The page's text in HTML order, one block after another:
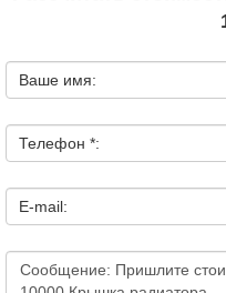
Ваше имя:
Телефон *:
E-mail: